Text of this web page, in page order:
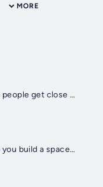
MORE
CAMPO Trip London: How do people get close to collections? (Teil 2) (mit Kate Parsons, Director of Conservation, Collections Care and Access V&A)
CAMPO Trip London: How do you build a space in the mind, and the heart? (Teil 1)